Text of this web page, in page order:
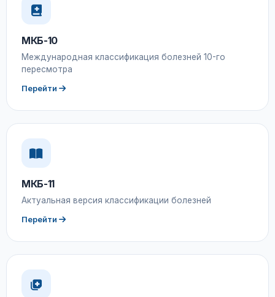
МКБ-10
Международная классификация болезней 10-го
пересмотра
Перейти
МКБ-11
Актуальная версия классификации болезней
Перейти